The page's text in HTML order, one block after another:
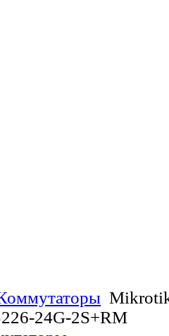
24G-2S+RM